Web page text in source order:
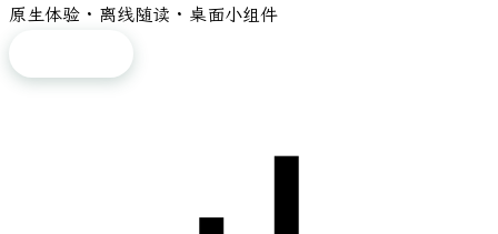
原生体验 · 离线随读 · 桌面小组件